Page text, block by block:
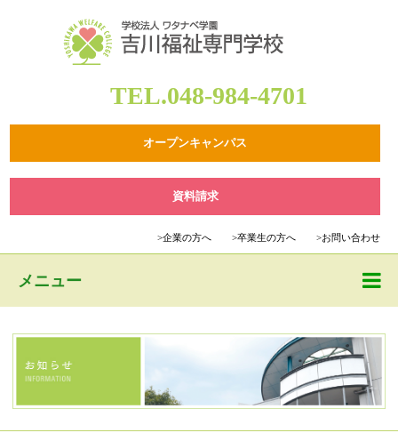
TEL.048-984-4701
オープンキャンパス
資料請求
>企業の方へ >卒業生の方へ >お問い合わせ
メニュー